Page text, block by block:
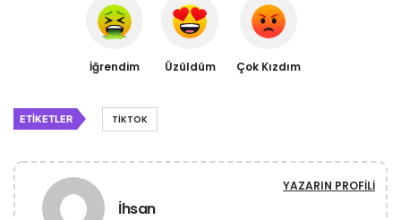
İğrendim Üzüldüm Çok Kızdım
ETIKETLER TIKTOK
İhsan
YAZARIN PROFILI